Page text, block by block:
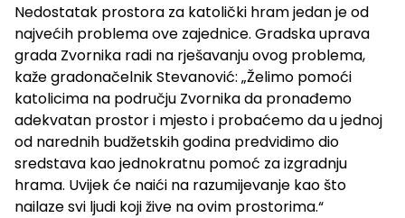
Nedostatak prostora za katolički hram jedan je od
najvećih problema ove zajednice. Gradska uprava
grada Zvornika radi na rješavanju ovog problema,
kaže gradonačelnik Stevanović: „Želimo pomoći
katolicima na području Zvornika da pronađemo
adekvatan prostor i mjesto i probaćemo da u jednoj
od narednih budžetskih godina predvidimo dio
sredstava kao jednokratnu pomoć za izgradnju
hrama. Uvijek će naići na razumijevanje kao što
nailaze svi ljudi koji žive na ovim prostorima.“